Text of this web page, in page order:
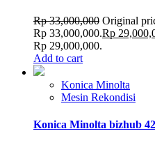
Rp33,000,000 Original
Rp 33,000,000.Rp
Rp 29,000,000.
Add to cart
Konica Minolta
Mesin Rekondisi
Konica Minolta bizhub